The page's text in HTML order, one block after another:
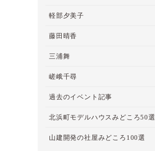
軽部夕美子
藤田晴香
三浦舞
嵯峨千尋
過去のイベント記事
北浜町モデルハウスみどころ50選
山建開発の社屋みどころ100選